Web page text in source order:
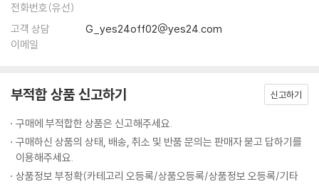
전화번호(유선)
고객 상담
이메일
G_yes24off02@yes24.com
부적합 상품 신고하기 신고하기
구매에 부적합한 상품은 신고해주세요.
구매하신 상품의 상태, 배송, 취소 및 반품 문의는 판매자 묻고 답하기를
이용해주세요.
상품정보 부정확(카테고리 오등록/상품오등록/상품정보 오등록/기타